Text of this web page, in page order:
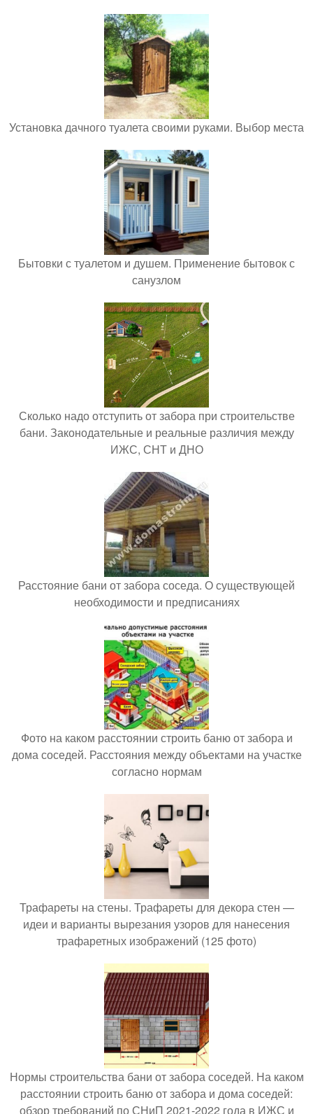
Установка дачного туалета своими руками. Выбор места
Бытовки с туалетом и душем. Применение бытовок с
санузлом
Сколько надо отступить от забора при строительстве
бани. Законодательные и реальные различия между
ИЖС, СНТ и ДНО
Расстояние бани от забора соседа. О существующей
необходимости и предписаниях
Фото на каком расстоянии строить баню от забора и
дома соседей. Расстояния между объектами на участке
согласно нормам
Трафареты на стены. Трафареты для декора стен —
идеи и варианты вырезания узоров для нанесения
трафаретных изображений (125 фото)
Нормы строительства бани от забора соседей. На каком
расстоянии строить баню от забора и дома соседей:
обзор требований по СНиП 2021-2022 года в ИЖС и